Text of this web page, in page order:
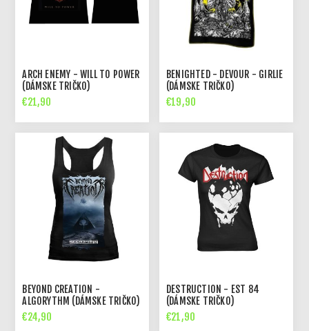
ARCH ENEMY - WILL TO POWER
(DÁMSKE TRIČKO)
€21,90
BENIGHTED - DEVOUR - GIRLIE
(DÁMSKE TRIČKO)
€19,90
BEYOND CREATION -
ALGORYTHM (DÁMSKE TRIČKO)
€24,90
DESTRUCTION - EST 84
(DÁMSKE TRIČKO)
€21,90